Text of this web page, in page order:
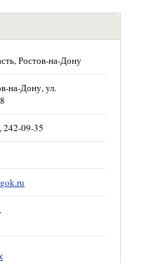
Ростов-на-Дону
на-Дону, ул.
242-09-35